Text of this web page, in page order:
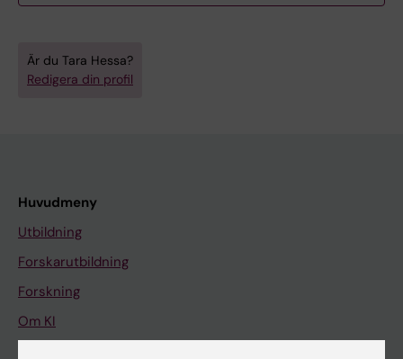
Är du Tara Hessa?
Redigera din profil
Huvudmeny
Utbildning
Forskarutbildning
Forskning
Om KI